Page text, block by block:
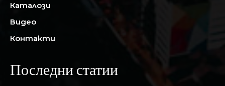
Каталози
Видео
Контакти
Последни статии